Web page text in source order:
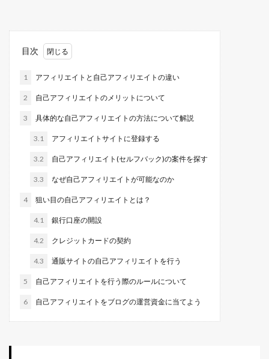
目次
1 アフィリエイトと自己アフィリエイトの違い
2 自己アフィリエイトのメリットについて
3 具体的な自己アフィリエイトの方法について解説
3.1 アフィリエイトサイトに登録する
3.2 自己アフィリエイト(セルフバック)の案件を探す
3.3 なぜ自己アフィリエイトが可能なのか
4 狙い目の自己アフィリエイトとは？
4.1 銀行口座の開設
4.2 クレジットカードの契約
4.3 通販サイトの自己アフィリエイトを行う
5 自己アフィリエイトを行う際のルールについて
6 自己アフィリエイトをブログの運営資金に当てよう